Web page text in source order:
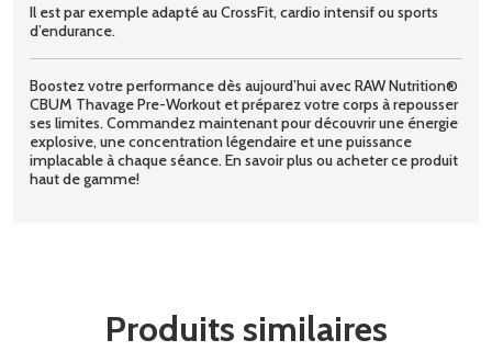
Il est par exemple adapté au CrossFit, cardio intensif ou sports
d’endurance.
Boostez votre performance dès aujourd’hui avec RAW Nutrition®
CBUM Thavage Pre-Workout et préparez votre corps à repousser
ses limites. Commandez maintenant pour découvrir une énergie
explosive, une concentration légendaire et une puissance
implacable à chaque séance. En savoir plus ou acheter ce produit
haut de gamme!
Produits similaires